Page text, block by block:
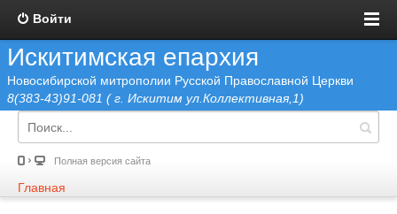
Войти
Искитимская епархия
Новосибирской митрополии Русской Православной Церкви
8(383-43)91-081 ( г. Искитим ул.Коллективная,1)
Полная версия сайта
Главная